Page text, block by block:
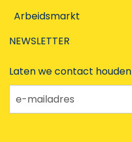
Arbeidsmarkt
NEWSLETTER
Laten we contact houden
e-mailadres